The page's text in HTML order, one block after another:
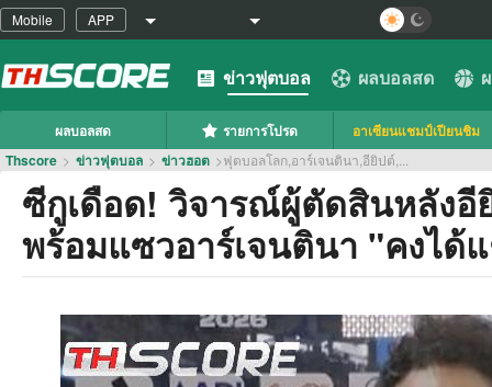
Mobile APP
ข่าวฟุตบอล ผลบอลสด
ผลบอลสด รายการโปรด
อาเซียนแชมป์เปียนชิม
Thscore > ข่าวฟุตบอล > ข่าวฮอต >ฟุตบอลโลก,อาร์เจนตินา,อียิปต์,...
ซีกูเดือด! วิจารณ์ผู้ตัดสินหลังอี
พร้อมแซวอาร์เจนตินา "คงได้